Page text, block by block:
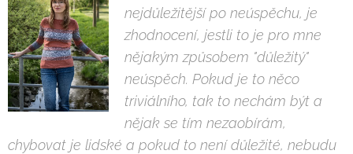
nejdůležitější po neúspěchu, je
zhodnocení, jestli to je pro mne
nějakým způsobem "důležitý"
neúspěch. Pokud je to něco
triviálního, tak to nechám být a
nějak se tím nezaobírám,
chybovat je lidské a pokud to není důležité, nebudu